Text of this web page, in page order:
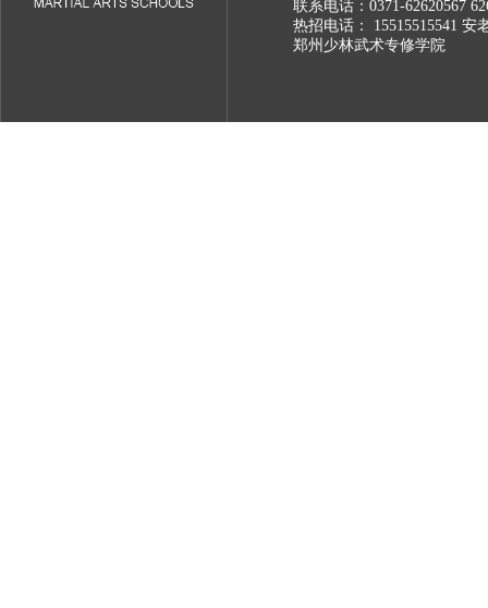
联系电话：0371-62620567
热招电话： 15515515541 安
郑州少林武术专修学院